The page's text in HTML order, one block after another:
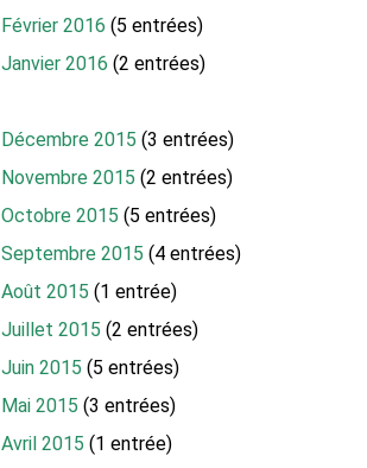
Février 2016 (5 entrées)
Janvier 2016 (2 entrées)
Décembre 2015 (3 entrées)
Novembre 2015 (2 entrées)
Octobre 2015 (5 entrées)
Septembre 2015 (4 entrées)
Août 2015 (1 entrée)
Juillet 2015 (2 entrées)
Juin 2015 (5 entrées)
Mai 2015 (3 entrées)
Avril 2015 (1 entrée)